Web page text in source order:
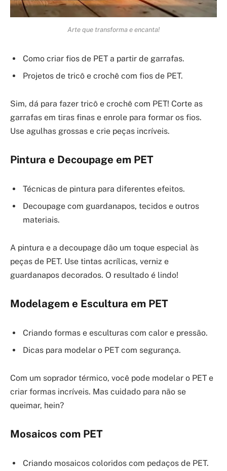
Arte que transforma e encanta!
Como criar fios de PET a partir de garrafas.
Projetos de tricô e crochê com fios de PET.
Sim, dá para fazer tricô e crochê com PET! Corte as
garrafas em tiras finas e enrole para formar os fios.
Use agulhas grossas e crie peças incríveis.
Pintura e Decoupage em PET
Técnicas de pintura para diferentes efeitos.
Decoupage com guardanapos, tecidos e outros
materiais.
A pintura e a decoupage dão um toque especial às
peças de PET. Use tintas acrílicas, verniz e
guardanapos decorados. O resultado é lindo!
Modelagem e Escultura em PET
Criando formas e esculturas com calor e pressão.
Dicas para modelar o PET com segurança.
Com um soprador térmico, você pode modelar o PET e
criar formas incríveis. Mas cuidado para não se
queimar, hein?
Mosaicos com PET
Criando mosaicos coloridos com pedaços de PET.